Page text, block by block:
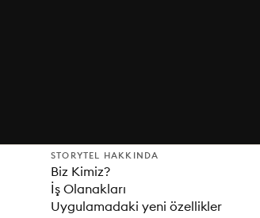
STORYTEL HAKKINDA
Biz Kimiz?
İş Olanakları
Uygulamadaki yeni özellikler